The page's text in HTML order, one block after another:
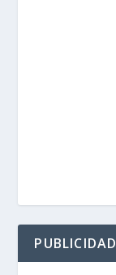
PUBLICIDAD